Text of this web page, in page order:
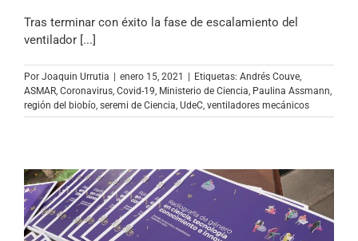
Especiales
Tras terminar con éxito la fase de escalamiento del
ventilador [...]
Por Joaquin Urrutia | enero 15, 2021 | Etiquetas: Andrés Couve
ASMAR Coronavirus Covid-19 Ministerio de Ciencia Paulina Assmann
región del biobío seremi de Ciencia UdeC ventiladores mecánicos